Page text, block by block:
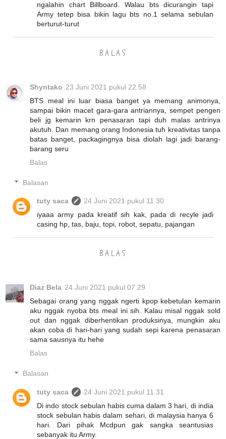
ngalahin chart Billboard. Walau bts dicurangin tapi
Army tetep bisa bikin lagu bts no.1 selama sebulan
berturut-turut
BALAS
Shyntako 23 Juni 2021 pukul 22.58
BTS meal ini luar biasa banget ya memang animonya,
sampai bikin macet gara-gara antriannya, sempet pengen
beli jg kemarin krn penasaran tapi duh malas antrinya
akutuh. Dan memang orang Indonesia tuh kreativitas tanpa
batas banget, packagingnya bisa diolah lagi jadi barang-
barang seru
Balas
Balasan
tuty saca
24 Juni 2021 pukul 11.30
iyaaa army pada kreatif sih kak, pada di recyle jadi
casing hp, tas, baju, topi, robot, sepatu, pajangan
BALAS
Diaz Bela 24 Juni 2021 pukul 07.29
Sebagai orang yang nggak ngerti kpop kebetulan kemarin
aku nggak nyoba bts meal ini sih. Kalau misal nggak sold
out dan nggak diberhentikan produksinya, mungkin aku
akan coba di hari-hari yang sudah sepi karena penasaran
sama sausnya itu hehe
Balas
Balasan
tuty saca
24 Juni 2021 pukul 11.31
Di indo stock sebulan habis cuma dalam 3 hari, di india
stock sebulan habis dalam sehari, di malaysia hanya 6
hari. Dari pihak Mcdpun gak sangka seantusias
sebanyak itu Army.